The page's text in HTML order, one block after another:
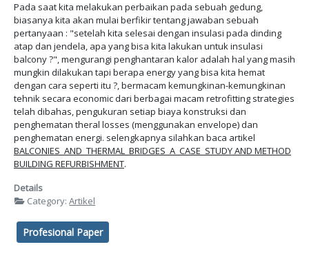
Pada saat kita melakukan perbaikan pada sebuah gedung,
biasanya kita akan mulai berfikir tentang jawaban sebuah
pertanyaan : "setelah kita selesai dengan insulasi pada dinding
atap dan jendela, apa yang bisa kita lakukan untuk insulasi
balcony ?", mengurangi penghantaran kalor adalah hal yang masih
mungkin dilakukan tapi berapa energy yang bisa kita hemat
dengan cara seperti itu ?, bermacam kemungkinan-kemungkinan
tehnik secara economic dari berbagai macam retrofitting strategies
telah dibahas, pengukuran setiap biaya konstruksi dan
penghematan theral losses (menggunakan envelope) dan
penghematan energi. selengkapnya silahkan baca artikel
BALCONIES_AND_THERMAL_BRIDGES_A_CASE_STUDY AND METHOD
BUILDING REFURBISHMENT.
Details
Category:Artikel
Profesional Paper